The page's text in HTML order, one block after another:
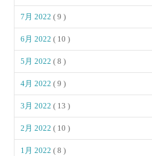
7月 2022( 9 )
6月 2022( 10 )
5月 2022( 8 )
4月 2022( 9 )
3月 2022( 13 )
2月 2022( 10 )
1月 2022( 8 )